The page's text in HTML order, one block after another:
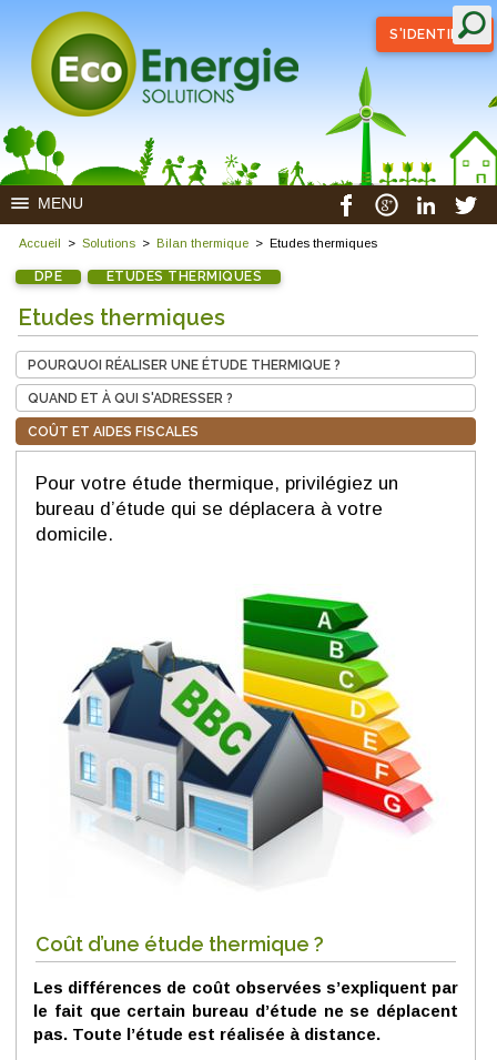
S'IDENTIFIER
MENU
Accueil > Solutions > Bilan thermique > Etudes thermiques
DPE ETUDES THERMIQUES
Etudes thermiques
POURQUOI RÉALISER UNE ÉTUDE THERMIQUE ?
QUAND ET À QUI S'ADRESSER ?
COÛT ET AIDES FISCALES
Pour votre étude thermique, privilégiez un
bureau d’étude qui se déplacera à votre
domicile.
Coût d’une étude thermique ?
Les différences de coût observées s’expliquent par
le fait que certain bureau d’étude ne se déplacent
pas. Toute l’étude est réalisée à distance.